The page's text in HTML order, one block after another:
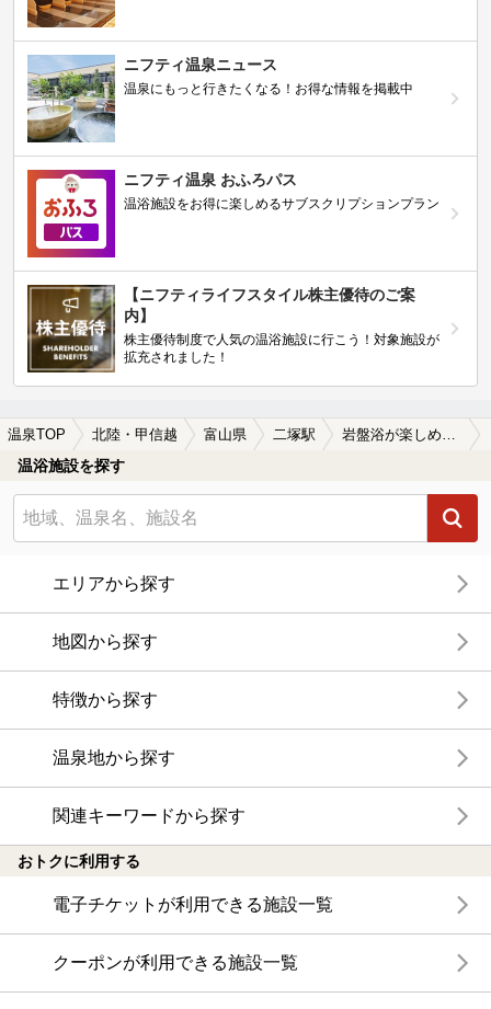
ニフティ温泉ニュース
温泉にもっと行きたくなる！お得な情報を掲載中
ニフティ温泉 おふろパス
温浴施設をお得に楽しめるサブスクリプションプラン
【ニフティライフスタイル株主優待のご案
内】
株主優待制度で人気の温浴施設に行こう！対象施設が
拡充されました！
温泉TOP 北陸・甲信越 富山県 二塚駅
温浴施設を探す
エリアから探す
地図から探す
特徴から探す
温泉地から探す
関連キーワードから探す
おトクに利用する
電子チケットが利用できる施設一覧
クーポンが利用できる施設一覧